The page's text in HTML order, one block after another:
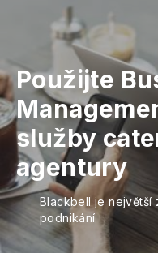
Použijte
služby
agentury
Blackbell je největší
podnikání